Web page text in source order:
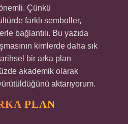
Çünkü
farklı semboller,
bağlantılı. Bu yazıda
kimlerde daha sık
bir arka plan
akademik olarak
aktarıyorum.
PLAN